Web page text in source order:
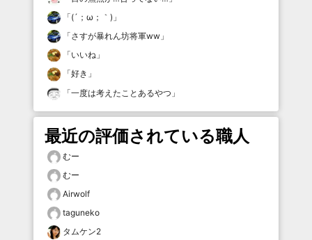
「(´；ω；｀) 」
「さすが暴れん坊将軍ww 」
「いいね 」
「好き 」
「一度は考えたことあるやつ 」
最近の評価されている職人
むー
むー
Airwolf
taguneko
タムケン2